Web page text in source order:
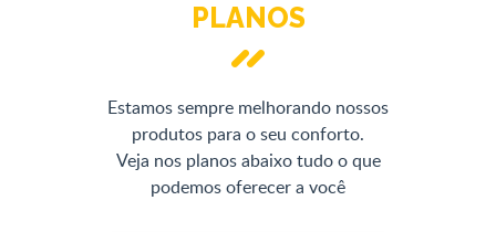
PLANOS
Estamos sempre melhorando nossos
produtos para o seu conforto.
Veja nos planos abaixo tudo o que
podemos oferecer a você